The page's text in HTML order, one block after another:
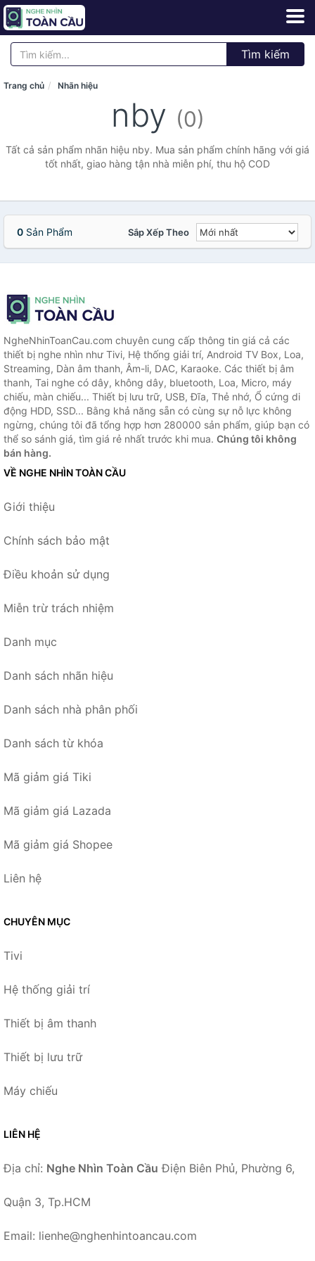
Tìm kiếm
Trang chủ Nhãn hiệu
nby (0)
Tất cả sản phẩm nhãn hiệu nby. Mua sản phẩm chính hãng với giá
tốt nhất, giao hàng tận nhà miễn phí, thu hộ COD
0 Sản Phẩm Sắp Xếp Theo
NgheNhinToanCau.com chuyên cung cấp thông tin giá cả các
thiết bị nghe nhìn như Tivi, Hệ thống giải trí, Android TV Box, Loa,
Streaming, Dàn âm thanh, Âm-li, DAC, Karaoke. Các thiết bị âm
thanh, Tai nghe có dây, không dây, bluetooth, Loa, Micro, máy
chiếu, màn chiếu... Thiết bị lưu trữ, USB, Đĩa, Thẻ nhớ, Ổ cứng di
động HDD, SSD... Bằng khả năng sẵn có cùng sự nỗ lực không
ngừng, chúng tôi đã tổng hợp hơn 280000 sản phẩm, giúp bạn có
thể so sánh giá, tìm giá rẻ nhất trước khi mua. Chúng tôi không
bán hàng.
VỀ NGHE NHÌN TOÀN CẦU
Giới thiệu
Chính sách bảo mật
Điều khoản sử dụng
Miễn trừ trách nhiệm
Danh mục
Danh sách nhãn hiệu
Danh sách nhà phân phối
Danh sách từ khóa
Mã giảm giá Tiki
Mã giảm giá Lazada
Mã giảm giá Shopee
Liên hệ
CHUYÊN MỤC
Tivi
Hệ thống giải trí
Thiết bị âm thanh
Thiết bị lưu trữ
Máy chiếu
LIÊN HỆ
Địa chỉ: Nghe Nhìn Toàn Cầu Điện Biên Phủ, Phường 6,
Quận 3, Tp.HCM
Email: lienhe@nghenhintoancau.com